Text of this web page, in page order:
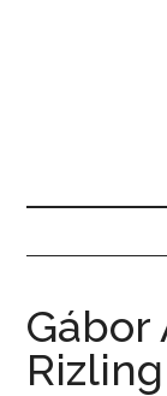
Gábor